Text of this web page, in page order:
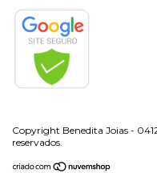
Copyright Benedita Joias -
reservados.